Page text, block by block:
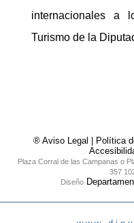
internacionales a
Turismo de la
® Aviso Legal Política
Plaza Corral de las Campanas o
357
Diseño